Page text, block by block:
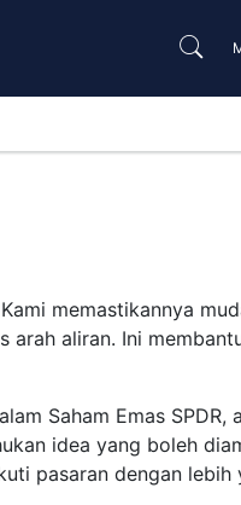
memastikannya
aliran. Ini
Saham Emas SPDR,
idea yang boleh
pasaran dengan lebih